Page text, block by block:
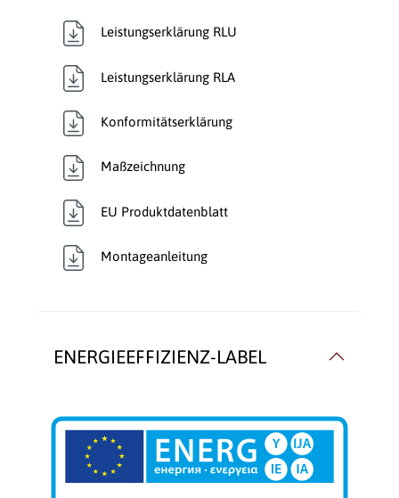
Verglasung:
Leistungserklärung RLU
Leistungserklärung RLA
Konformitätserklärung
Maßzeichnung
EU Produktdatenblatt
Montageanleitung
ENERGIEEFFIZIENZ-LABEL